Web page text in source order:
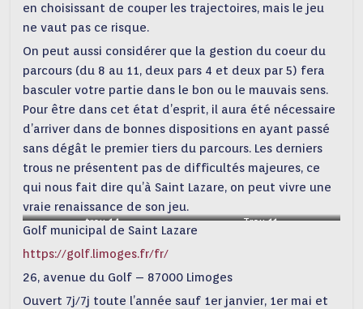
en choisissant de couper les trajectoires, mais le jeu
ne vaut pas ce risque.
On peut aussi considérer que la gestion du coeur du
parcours (du 8 au 11, deux pars 4 et deux par 5) fera
basculer votre partie dans le bon ou le mauvais sens.
Pour être dans cet état d’esprit, il aura été nécessaire
d’arriver dans de bonnes dispositions en ayant passé
sans dégât le premier tiers du parcours. Les derniers
trous ne présentent pas de difficultés majeures, ce
qui nous fait dire qu’à Saint Lazare, on peut vivre une
vraie renaissance de son jeu.
trou 14 Trou 11
Golf municipal de Saint Lazare
https://golf.limoges.fr/fr/
26, avenue du Golf – 87000 Limoges
Ouvert 7j/7j toute l’année sauf 1er janvier, 1er mai et